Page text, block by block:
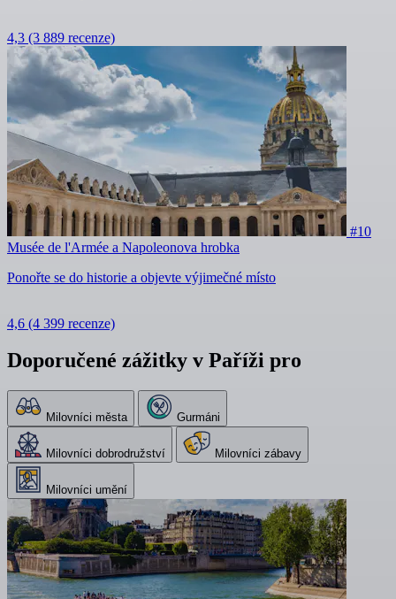
4,3 (3 889 recenze)
#10
Musée de l'Armée a Napoleonova hrobka
Ponořte se do historie a objevte výjimečné místo
4,6 (4 399 recenze)
Doporučené zážitky v Paříži pro
Milovníci města Gurmáni
Milovníci dobrodružství Milovníci zábavy
Milovníci umění